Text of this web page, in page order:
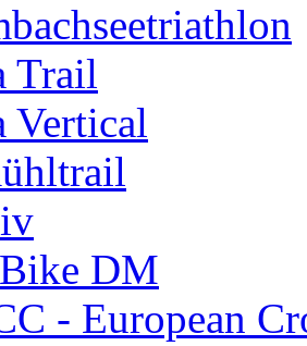
Trail
Vertical
DM
- European